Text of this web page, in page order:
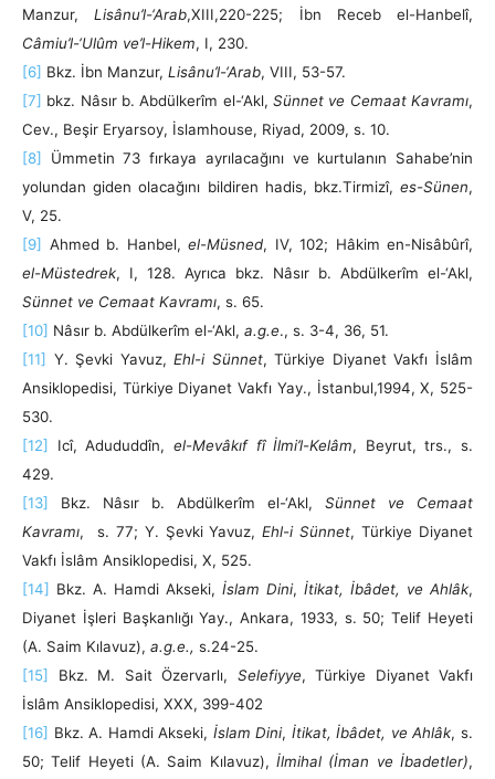
Manzur,Lisânu’l-‘Arab,XIII,220-225; İbn Receb el-Hanbelî,
Câmiu’l-‘Ulûm ve’l-Hikem, I, 230.
[6] Bkz. İbn Manzur, Lisânu’l-‘Arab, VIII, 53-57.
[7] bkz. Nâsır b. Abdülkerîm el-‘Akl, Sünnet ve Cemaat Kavramı,
Cev., Beşir Eryarsoy, İslamhouse, Riyad, 2009, s. 10.
[8]
Ümmetin 73 fırkaya ayrılacağını ve kurtulanın Sahabe’nin
yolundan giden olacağını bildiren hadis, bkz.Tirmizî, es-Sünen,
V, 25.
[9]
Ahmed b. Hanbel, el-Müsned, IV, 102; Hâkim en-Nisâbûrî,
el-Müstedrek, I, 128. Ayrıca bkz. Nâsır b. Abdülkerîm el-‘Akl,
Sünnet ve Cemaat Kavramı, s. 65.
[10] Nâsır b. Abdülkerîm el-‘Akl, a.g.e., s. 3-4, 36, 51.
[11]
Y. Şevki Yavuz,Ehl-i Sünnet, Türkiye Diyanet Vakfı İslâm
Ansiklopedisi, Türkiye Diyanet Vakfı Yay., İstanbul,1994, X, 525-
530.
[12]
Icî, Adududdîn, el-Mevâkıf fî İlmi’l-Kelâm, Beyrut, trs., s.
429.
[13]
Bkz. Nâsır b. Abdülkerîm el-‘Akl, Sünnet ve Cemaat
Kavramı, s. 77; Y. Şevki Yavuz,Ehl-i Sünnet, Türkiye Diyanet
Vakfı İslâm Ansiklopedisi, X, 525.
[14]
Bkz. A. Hamdi Akseki, İslam Dini, İtikat, İbâdet, ve Ahlâk,
Diyanet İşleri Başkanlığı Yay., Ankara, 1933, s. 50; Telif Heyeti
(A. Saim Kılavuz), a.g.e., s.24-25.
[15]
Bkz. M. Sait Özervarlı, Selefiyye, Türkiye Diyanet Vakfı
İslâm Ansiklopedisi, XXX, 399-402
[16] Bkz. A. Hamdi Akseki, İslam Dini, İtikat, İbâdet, ve Ahlâk, s.
50; Telif Heyeti (A. Saim Kılavuz), İlmihal (İman ve İbadetler),